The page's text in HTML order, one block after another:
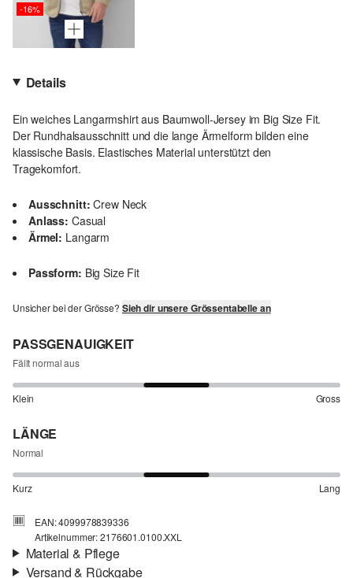
-16%
Details
Ein weiches Langarmshirt aus Baumwoll-Jersey im Big Size Fit.
Der Rundhalsausschnitt und die lange Ärmelform bilden eine
klassische Basis. Elastisches Material unterstützt den
Tragekomfort.
Ausschnitt: Crew Neck
Anlass: Casual
Ärmel: Langarm
Passform: Big Size Fit
Unsicher bei der Grösse? Sieh dir unsere Grössentabelle an
PASSGENAUIGKEIT
Fällt normal aus
Klein Gross
LÄNGE
Normal
Kurz Lang
EAN: 4099978839336
Artikelnummer: 2176601.0100.XXL
Material & Pflege
Versand & Rückgabe